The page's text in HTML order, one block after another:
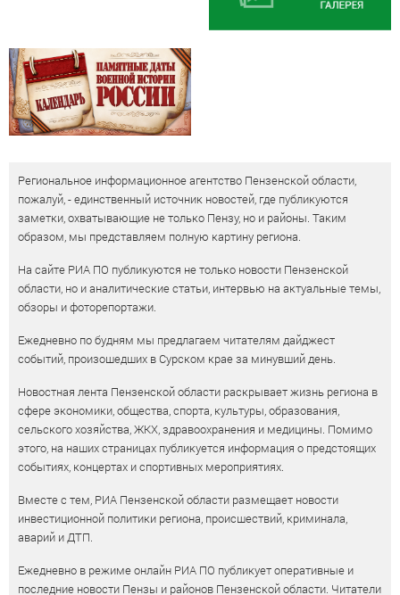
Региональное информационное агентство Пензенской области,
пожалуй, - единственный источник новостей, где публикуются
заметки, охватывающие не только Пензу, но и районы. Таким
образом, мы представляем полную картину региона.
На сайте РИА ПО публикуются не только новости Пензенской
области, но и аналитические статьи, интервью на актуальные темы,
обзоры и фоторепортажи.
Ежедневно по будням мы предлагаем читателям дайджест
событий, произошедших в Сурском крае за минувший день.
Новостная лента Пензенской области раскрывает жизнь региона в
сфере экономики, общества, спорта, культуры, образования,
сельского хозяйства, ЖКХ, здравоохранения и медицины. Помимо
этого, на наших страницах публикуется информация о предстоящих
событиях, концертах и спортивных мероприятиях.
Вместе с тем, РИА Пензенской области размещает новости
инвестиционной политики региона, происшествий, криминала,
аварий и ДТП.
Ежедневно в режиме онлайн РИА ПО публикует оперативные и
последние новости Пензы и районов Пензенской области. Читатели